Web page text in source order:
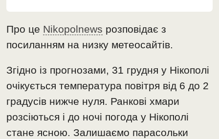
Про це Nikopolnews розповідає з
посиланням на низку метеосайтів.
Згідно із прогнозами, 31 грудня у Нікополі
очікується температура повітря від 6 до 2
градусів нижче нуля. Ранкові хмари
розсіються і до ночі погода у Нікополі
стане ясною. Залишаємо парасольки